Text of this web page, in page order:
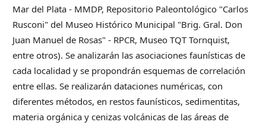
Mar del Plata - MMDP, Repositorio Paleontológico "Carlos
Rusconi" del Museo Histórico Municipal "Brig. Gral. Don
Juan Manuel de Rosas" - RPCR, Museo TQT Tornquist,
entre otros). Se analizarán las asociaciones faunísticas de
cada localidad y se propondrán esquemas de correlación
entre ellas. Se realizarán dataciones numéricas, con
diferentes métodos, en restos faunísticos, sedimentitas,
materia orgánica y cenizas volcánicas de las áreas de